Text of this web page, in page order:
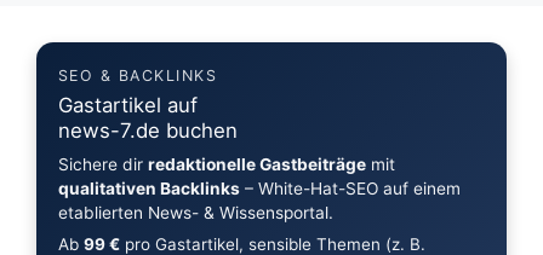
SEO & BACKLINKS
Gastartikel auf
news-7.de buchen
Sichere dir redaktionelle Gastbeiträgemit
qualitativen Backlinks– White-Hat-SEO auf einem
etablierten News- & Wissensportal.
Ab 99 €pro Gastartikel, sensible Themen (z. B.